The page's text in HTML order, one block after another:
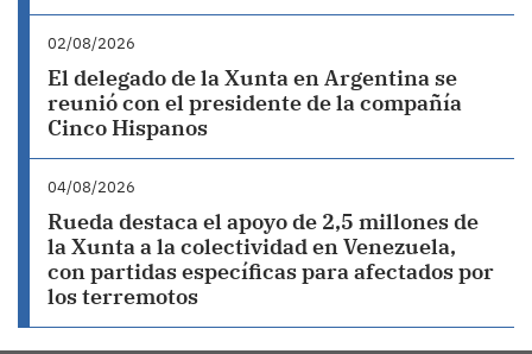
02/08/2026
El delegado de la Xunta en Argentina se
reunió con el presidente de la compañía
Cinco Hispanos
04/08/2026
Rueda destaca el apoyo de 2,5 millones de
la Xunta a la colectividad en Venezuela,
con partidas específicas para afectados por
los terremotos